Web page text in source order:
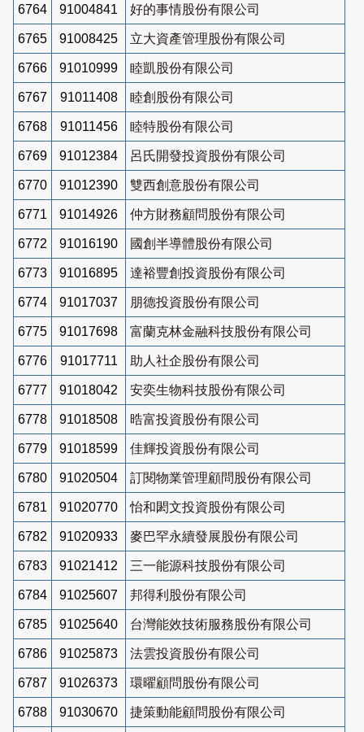
6764 91004841 好的事情股份有限公司
6765 91008425 立大資產管理股份有限公司
6766 91010999 睦凱股份有限公司
6767 91011408 睦創股份有限公司
6768 91011456 睦特股份有限公司
6769 91012384 呂氏開發投資股份有限公司
6770 91012390 雙西創意股份有限公司
6771 91014926 仲方財務顧問股份有限公司
6772 91016190 國創半導體股份有限公司
6773 91016895 達裕豐創投資股份有限公司
6774 91017037 朋德投資股份有限公司
6775 91017698 富蘭克林金融科技股份有限公司
6776 91017711 助人社企股份有限公司
6777 91018042 安奕生物科技股份有限公司
6778 91018508 晧富投資股份有限公司
6779 91018599 佳輝投資股份有限公司
6780 91020504 訂閱物業管理顧問股份有限公司
6781 91020770 怡和閎文投資股份有限公司
6782 91020933 麥巴罕永續發展股份有限公司
6783 91021412 三一能源科技股份有限公司
6784 91025607 邦得利股份有限公司
6785 91025640 台灣能效技術服務股份有限公司
6786 91025873 法雲投資股份有限公司
6787 91026373 環曜顧問股份有限公司
6788 91030670 捷策動能顧問股份有限公司